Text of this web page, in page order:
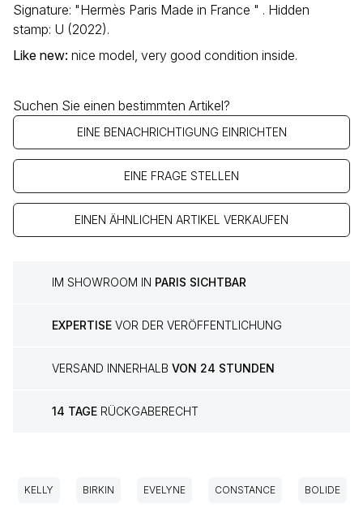
Signature: "Hermès Paris Made in France " . Hidden
stamp: U (2022).
Like new: nice model, very good condition inside.
Suchen Sie einen bestimmten Artikel?
EINE BENACHRICHTIGUNG EINRICHTEN
EINE FRAGE STELLEN
EINEN ÄHNLICHEN ARTIKEL VERKAUFEN
IM SHOWROOM IN PARIS SICHTBAR
EXPERTISE VOR DER VERÖFFENTLICHUNG
VERSAND INNERHALB VON 24 STUNDEN
14 TAGE RÜCKGABERECHT
KELLY BIRKIN EVELYNE CONSTANCE BOLIDE